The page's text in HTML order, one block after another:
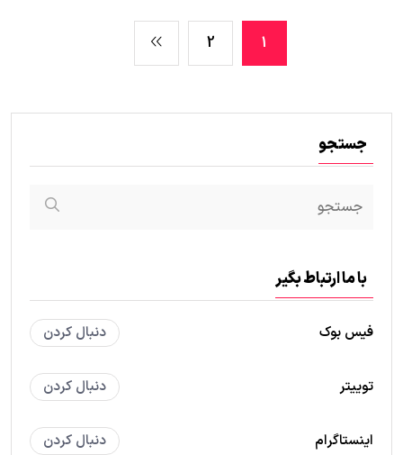
1
2
جستجو
با ما ارتباط بگیر
فیس بوک دنبال کردن
توییتر دنبال کردن
اینستاگرام دنبال کردن